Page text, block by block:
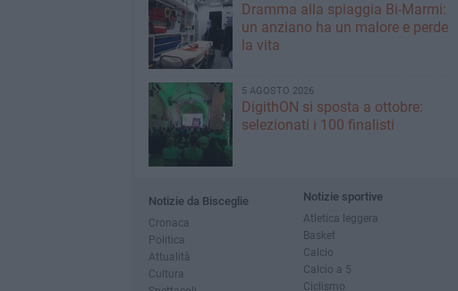
Dramma alla spiaggia Bi-Marmi:
un anziano ha un malore e perde
la vita
5 AGOSTO 2026
DigithON si sposta a ottobre:
selezionati i 100 finalisti
Notizie da Bisceglie
Cronaca
Politica
Attualità
Cultura
Notizie sportive
Atletica leggera
Basket
Calcio
Calcio a 5
Ciclismo